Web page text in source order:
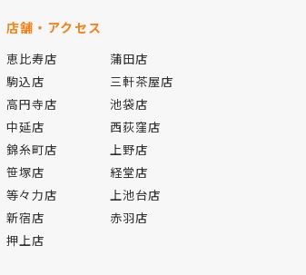
店舗・アクセス
恵比寿店
駒込店
高円寺店
中延店
錦糸町店
笹塚店
等々力店
新宿店
押上店
蒲田店
三軒茶屋店
池袋店
西荻窪店
上野店
経堂店
上池台店
赤羽店